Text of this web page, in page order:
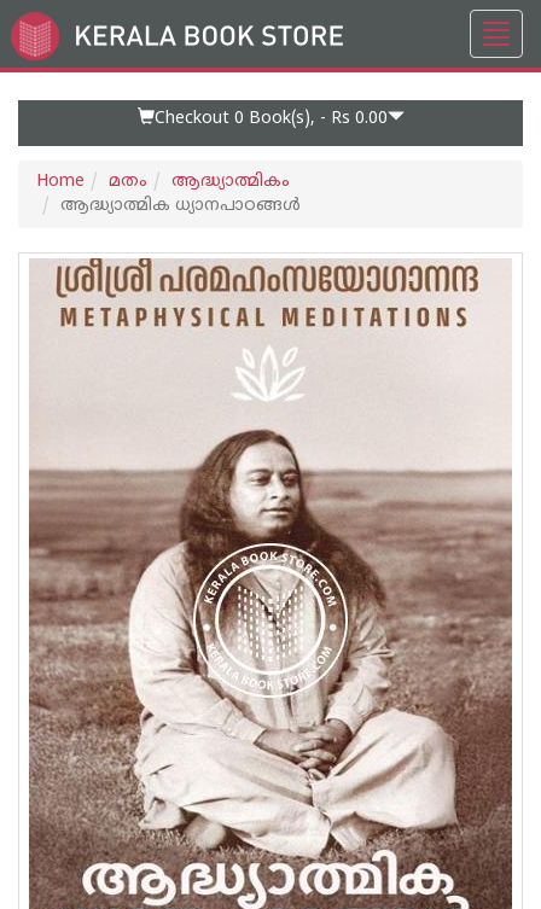
Go
to
Checkout 0 Book(s), - Rs 0.00
Home മതം
ആദ്ധ്യാത്മികം
ആദ്ധ്യാത്മിക ധ്യാനപാഠങ്ങള്‍